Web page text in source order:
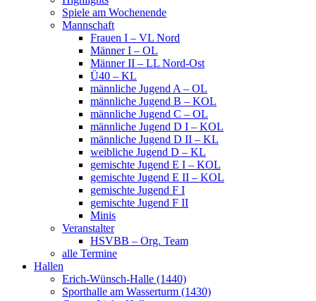
Spiele am Wochenende
Mannschaft
Frauen I – VL Nord
Männer I – OL
Männer II – LL Nord-Ost
Ü40 – KL
männliche Jugend A – OL
männliche Jugend B – KOL
männliche Jugend C – OL
männliche Jugend D I – KOL
männliche Jugend D II – KL
weibliche Jugend D – KL
gemischte Jugend E I – KOL
gemischte Jugend E II – KOL
gemischte Jugend F I
gemischte Jugend F II
Minis
Veranstalter
HSVBB – Org. Team
alle Termine
Hallen
Erich-Wünsch-Halle (1440)
Sporthalle am Wasserturm (1430)